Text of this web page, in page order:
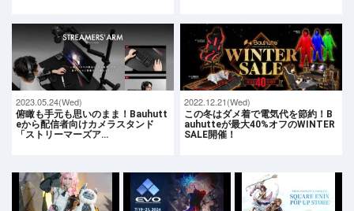
2023.05.24(Wed)
俯瞰も手元も思いのまま！Bauhutt
eから配信者向けカメラスタンド
「ストリーマーズア…
2022.12.21(Wed)
この冬はダメ着で電気代を節約！B
auhutteが最大40%オフのWINTER
SALE開催！